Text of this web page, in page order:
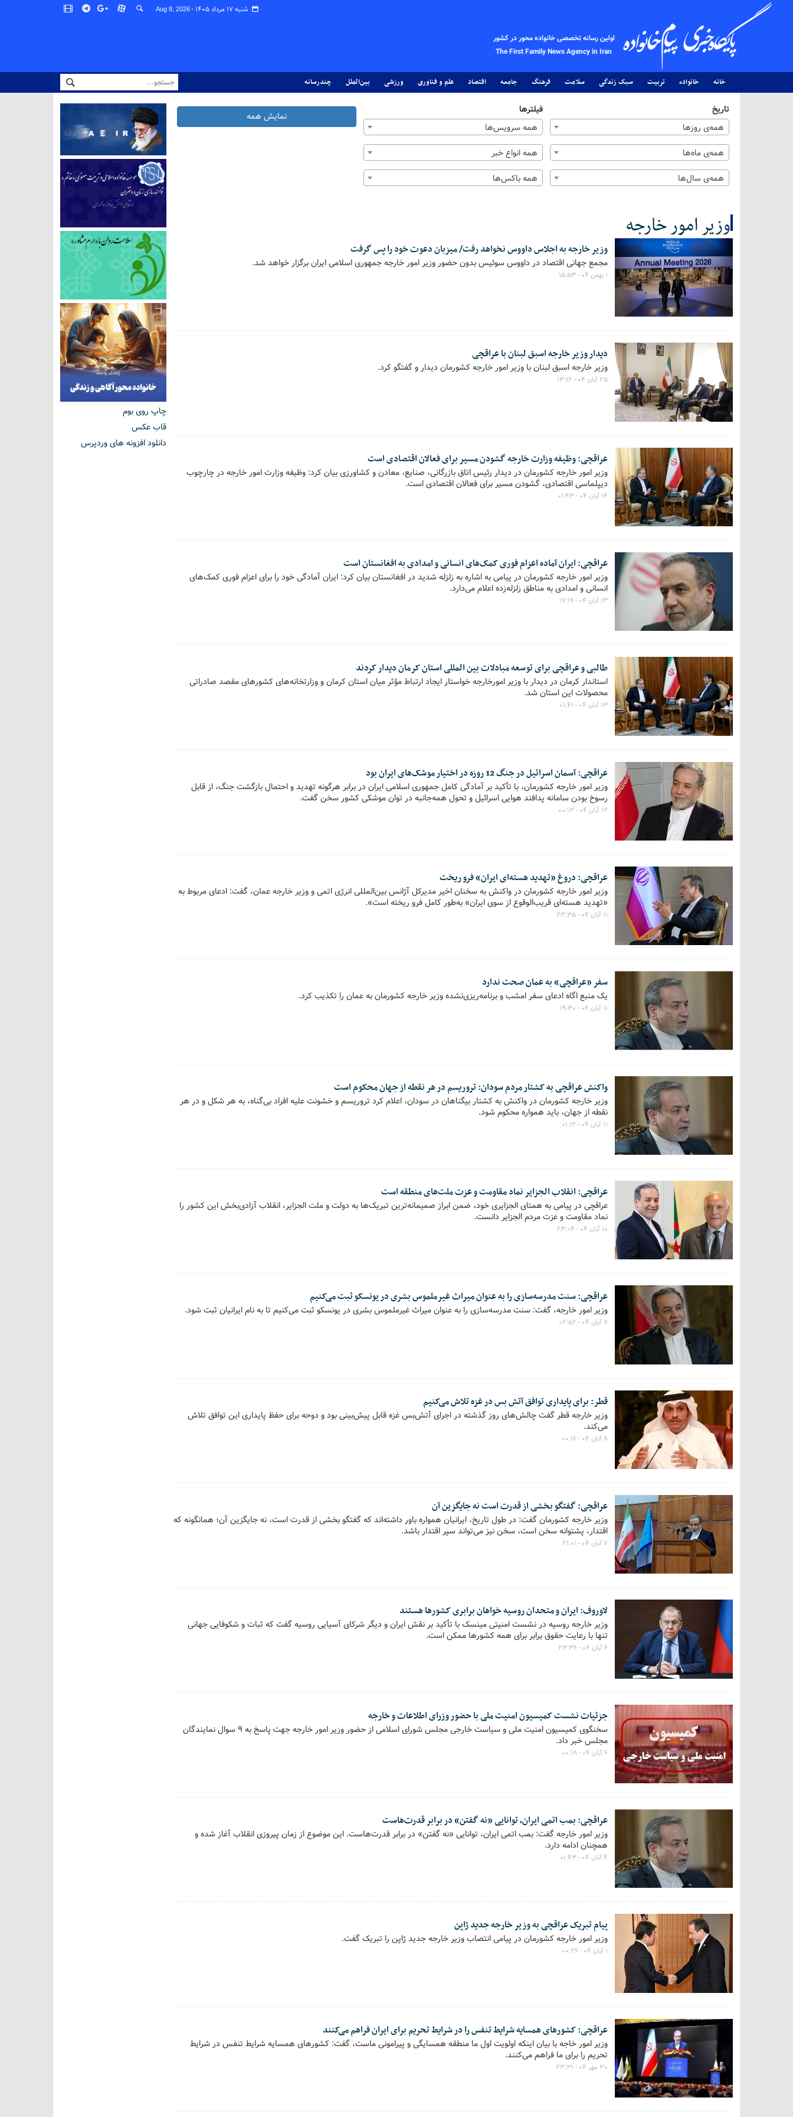
شنبه ۱۷ مرداد ۱۴۰۵ - Aug 8, 2026
اولین رسانه تخصصی خانواده محور در کشور
The First Family News Agency in Iran
خانه خانواده تربیت سبک زندگی سلامت فرهنگ جامعه اقتصاد علم و فناوری ورزشی بین‌الملل چندرسانه
تاریخ
همه‌ی روزها
همه‌ی ماه‌ها
همه‌ی سال‌ها
فیلترها
همه سرویس‌ها
همه انواع خبر
همه باکس‌ها
نمایش همه
وزیر امور خارجه
کل اخبار:215 وزیر خارجه به اجلاس داووس نخواهد رفت/ میزبان دعوت خود را پس گرفت
مجمع جهانی اقتصاد در داووس سوئیس بدون حضور وزیر امور خارجه جمهوری اسلامی ایران برگزار خواهد شد.
۱ بهمن ۰۴ - ۱۵:۵۳
دیدار وزیر خارجه اسبق لبنان با عراقچی
وزیر خارجه اسبق لبنان با وزیر امور خارجه کشورمان دیدار و گفتگو کرد.
۲۵ آبان ۰۴ - ۱۳:۱۲
عراقچی: وظیفه وزارت خارجه گشودن مسیر برای فعالان اقتصادی است
وزیر امور خارجه کشورمان در دیدار رئیس اتاق بازرگانی، صنایع، معادن و کشاورزی بیان کرد: وظیفه وزارت امور خارجه در چارچوب
دیپلماسی اقتصادی، گشودن مسیر برای فعالان اقتصادی است.
۱۴ آبان ۰۴ - ۰۱:۴۳
عراقچی: ایران آماده اعزام فوری کمک‌های انسانی و امدادی به افغانستان است
وزیر امور خارجه کشورمان در پیامی به اشاره به زلزله شدید در افغانستان بیان کرد: ایران آمادگی خود را برای اعزام فوری کمک‌های
انسانی و امدادی به مناطق زلزله‌زده اعلام می‌دارد.
۱۳ آبان ۰۴ - ۱۷:۱۹
طالبی و عراقچی برای توسعه مبادلات بین المللی استان کرمان دیدار کردند
استاندار کرمان در دیدار با وزیر امورخارجه خواستار ایجاد ارتباط مؤثر میان استان کرمان و وزارتخانه‌های کشورهای مقصد صادراتی
محصولات این استان شد.
۱۳ آبان ۰۴ - ۰۱:۴۱
عراقچی: آسمان اسرائیل در جنگ 12 روزه در اختیار موشک‌های ایران بود
وزیر امور خارجه کشورمان، با تأکید بر آمادگی کامل جمهوری اسلامی ایران در برابر هرگونه تهدید و احتمال بازگشت جنگ، از قابل
رسوخ بودن سامانه پدافند هوایی اسرائیل و تحول همه‌جانبه در توان موشکی کشور سخن گفت.
۱۲ آبان ۰۴ - ۰۰:۱۳
عراقچی: دروغ «تهدید هسته‌ای ایران» فرو ریخت
وزیر امور خارجه کشورمان در واکنش به سخنان اخیر مدیرکل آژانس بین‌المللی انرژی اتمی و وزیر خارجه عمان، گفت: ادعای مربوط به
«تهدید هسته‌ای قریب‌الوقوع از سوی ایران» به‌طور کامل فرو ریخته است».
۱۱ آبان ۰۴ - ۲۳:۳۵
سفر «عراقچی» به عمان صحت ندارد
یک منبع اگاه ادعای سفر امشب و برنامه‌ریزی‌نشده وزیر خارجه کشورمان به عمان را تکذیب کرد.
۱۱ آبان ۰۴ - ۱۹:۳۰
واکنش عراقچی به کشتار مردم سودان: تروریسم در هر نقطه از جهان محکوم است
وزیر خارجه کشورمان در واکنش به کشتار بیگناهان در سودان، اعلام کرد تروریسم و خشونت علیه افراد بی‌گناه، به هر شکل و در هر
نقطه از جهان، باید همواره محکوم شود.
۱۱ آبان ۰۴ - ۰۱:۱۲
عراقچی: انقلاب الجزایر نماد مقاومت و عزت ملت‌های منطقه است
عراقچی در پیامی به همتای الجزایری خود، ضمن ابراز صمیمانه‌ترین تبریک‌ها به دولت و ملت الجزایر، انقلاب آزادی‌بخش این کشور را
نماد مقاومت و عزت مردم الجزایر دانست.
۱۰ آبان ۰۴ - ۲۳:۰۴
عراقچی: سنت مدرسه‌سازی را به عنوان میراث غیرملموس بشری در یونسکو ثبت می‌کنیم
وزیر امور خارجه، گفت: سنت مدرسه‌سازی را به عنوان میراث غیرملموس بشری در یونسکو ثبت می‌کنیم تا به نام ایرانیان ثبت شود.
۸ آبان ۰۴ - ۰۲:۵۲
قطر: برای پایداری توافق آتش بس در غزه تلاش می‌کنیم
وزیر خارجه قطر گفت چالش‌های روز گذشته در اجرای آتش‌بس غزه قابل پیش‌بینی بود و دوحه برای حفظ پایداری این توافق تلاش
می‌کند.
۸ آبان ۰۴ - ۰۰:۱۶
عراقچی: گفتگو بخشی از قدرت است نه جایگزین آن
وزیر خارجه کشورمان گفت: در طول تاریخ، ایرانیان همواره باور داشته‌اند که گفتگو بخشی از قدرت است، نه جایگزین آن؛ همانگونه که
اقتدار، پشتوانه سخن است، سخن نیز می‌تواند سپر اقتدار باشد.
۷ آبان ۰۴ - ۲۱:۰۱
لاوروف: ایران و متحدان روسیه خواهان برابری کشورها هستند
وزیر خارجه روسیه در نشست امنیتی مینسک با تأکید بر نقش ایران و دیگر شرکای آسیایی روسیه گفت که ثبات و شکوفایی جهانی
تنها با رعایت حقوق برابر برای همه کشورها ممکن است.
۶ آبان ۰۴ - ۲۳:۳۶
جزئیات نشست کمیسیون امنیت ملی با حضور وزرای اطلاعات و خارجه
سخنگوی کمیسیون امنیت ملی و سیاست خارجی مجلس شورای اسلامی از حضور وزیر امور خارجه جهت پاسخ به 9 سوال نمایندگان
مجلس خبر داد.
۶ آبان ۰۴ - ۰۰:۱۸
عراقچی: بمب اتمی ایران، توانایی «نه گفتن» در برابر قدرت‌هاست
وزیر امور خارجه گفت: بمب اتمی ایران، توانایی «نه گفتن» در برابر قدرت‌هاست. این موضوع از زمان پیروزی انقلاب آغاز شده و
همچنان ادامه دارد.
۴ آبان ۰۴ - ۰۱:۴۳
پیام تبریک عراقچی به وزیر خارجه جدید ژاپن
وزیر امور خارجه کشورمان در پیامی انتصاب وزیر خارجه جدید ژاپن را تبریک گفت.
۱ آبان ۰۴ - ۰۰:۲۶
عراقچی: کشورهای همسایه شرایط تنفس را در شرایط تحریم ‌برای ایران فراهم می‌کنند
وزیر امور خاجه ‌با بیان اینکه اولویت اول ما منطقه همسایگی و پیرامونی ماست، گفت: کشورهای همسایه شرایط تنفس در شرایط
تحریم را برای ما فراهم می‌کنند.
۳۰ مهر ۰۴ - ۲۳:۳۱
چاپ روی بوم
قاب عکس
دانلود افزونه های وردپرس